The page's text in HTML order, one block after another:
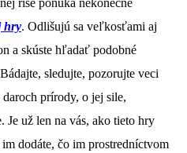
ríše ponúka nekonečné
hry. Odlišujú sa veľkosťami aj
a skúste hľadať podobné
sledujte, pozorujte veci
prírody, o jej sile,
Je už len na vás, ako tieto hry
dodáte, čo im prostredníctvom